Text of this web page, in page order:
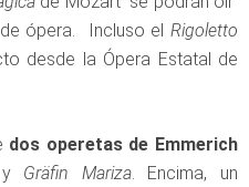
ópera. Incluso el Rigoletto
desde la Ópera Estatal de
dos operetas de Emmerich
y Gräfin Mariza. Encima, un